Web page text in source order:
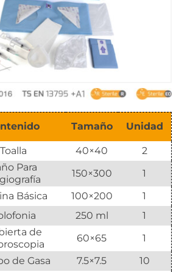
Tamaño Unidad
Toalla 40×40
2
Para
150×300
1
Básica 100×200
1
250 ml
1
de
60×65
1
de Gasa 7.5×7.5
10